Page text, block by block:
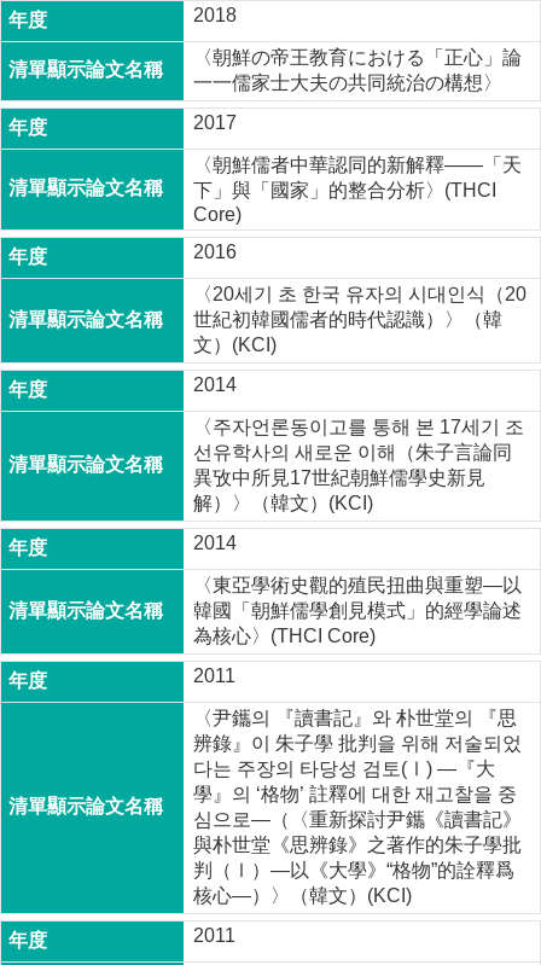
2018
〈朝鮮の帝王教育における「正心」論
一一儒家士大夫の共同統治の構想〉
2017
〈朝鮮儒者中華認同的新解釋――「天
下」與「國家」的整合分析〉(THCI
Core)
2016
〈20세기 초 한국 유자의 시대인식（20
世紀初韓國儒者的時代認識）〉（韓
文）(KCI)
2014
〈주자언론동이고를 통해 본 17세기 조
선유학사의 새로운 이해（朱子言論同
異攷中所見17世紀朝鮮儒學史新見
解）〉（韓文）(KCI)
2014
〈東亞學術史觀的殖民扭曲與重塑―以
韓國「朝鮮儒學創見模式」的經學論述
為核心〉(THCI Core)
2011
〈尹鑴의 『讀書記』와 朴世堂의 『思
辨錄』이 朱子學 批判을 위해 저술되었
다는 주장의 타당성 검토(Ⅰ) ―『大
學』의 ‘格物’ 註釋에 대한 재고찰을 중
심으로―（〈重新探討尹鑴《讀書記》
與朴世堂《思辨錄》之著作的朱子學批
判（Ⅰ）―以《大學》“格物”的詮釋爲
核心―）〉（韓文）(KCI)
2011